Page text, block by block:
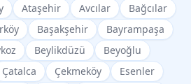
Ataşehir Avcılar
Bağcılar
Başakşehir
Bayrampaşa
Beylikdüzü
Beyoğlu
Çatalca Çekmeköy
Esenler